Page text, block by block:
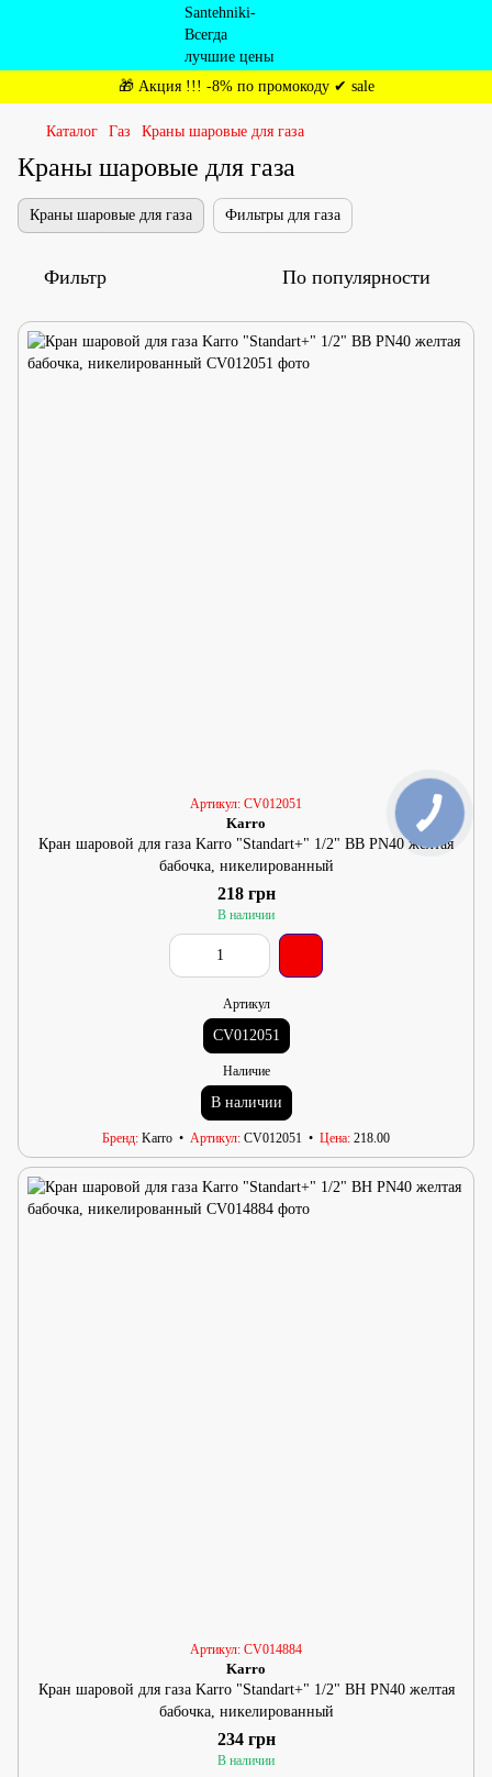
🎁 Акция !!! -8% по промокоду ✔ sale
Каталог Газ Краны шаровые для газа
Краны шаровые для газа
Краны шаровые для газа Фильтры для газа
Фильтр По популярности
Артикул: CV012051
Karro
Кран шаровой для газа Karro "Standart+" 1/2" ВВ PN40 желтая
бабочка, никелированный
218 грн
В наличии
Артикул
CV012051
Наличие
В наличии
Бренд Karro Артикул CV012051 Цена 218.00
Артикул: CV014884
Karro
Кран шаровой для газа Karro "Standart+" 1/2" ВН PN40 желтая
бабочка, никелированный
234 грн
В наличии